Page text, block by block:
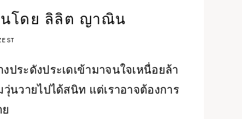
นโดย ลิลิต ญาณิน
ระดังประเดเข้ามาจนใจเหนื่อยล้า
นวายไปได้สนิท แต่เราอาจต้องการ